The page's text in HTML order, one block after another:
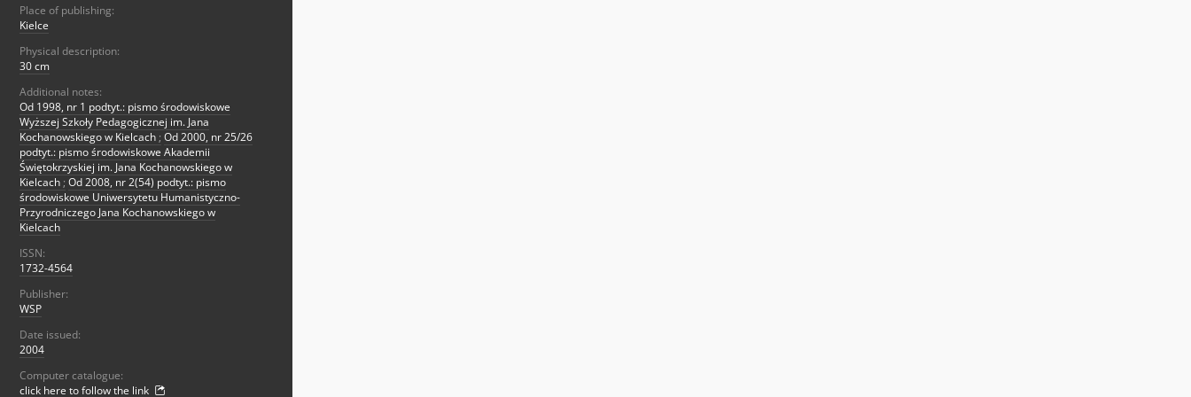
Place of publishing:
Kielce
Physical description:
30 cm
Additional notes:
Od 1998, nr 1 podtyt.: pismo środowiskowe
Wyższej Szkoły Pedagogicznej im. Jana
Kochanowskiego w Kielcach ; Od 2000, nr 25/26
podtyt.: pismo środowiskowe Akademii
Świętokrzyskiej im. Jana Kochanowskiego w
Kielcach ; Od 2008, nr 2(54) podtyt.: pismo
środowiskowe Uniwersytetu Humanistyczno-
Przyrodniczego Jana Kochanowskiego w
Kielcach
ISSN:
1732-4564
Publisher:
WSP
Date issued:
2004
Computer catalogue:
click here to follow the link